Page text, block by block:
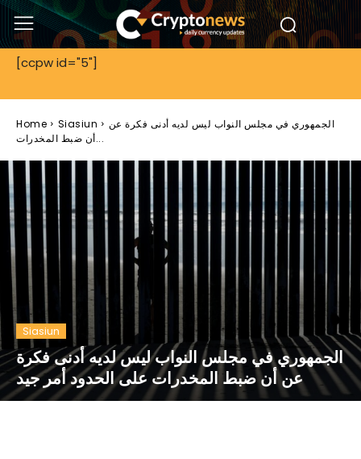
[ccpw id="5"]
Home Siasiun
الجمهوري في مجلس النواب ليس لديه أدنى فكرة عن
أن ضبط المخدرات...
Siasiun
الجمهوري في مجلس النواب ليس لديه أدنى فكرة
عن أن ضبط المخدرات على الحدود أمر جيد